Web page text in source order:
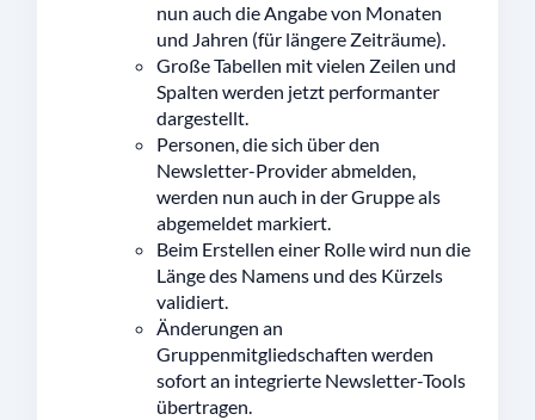
nun auch die Angabe von Monaten
und Jahren (für längere Zeiträume).
Große Tabellen mit vielen Zeilen und
Spalten werden jetzt performanter
dargestellt.
Personen, die sich über den
Newsletter-Provider abmelden,
werden nun auch in der Gruppe als
abgemeldet markiert.
Beim Erstellen einer Rolle wird nun die
Länge des Namens und des Kürzels
validiert.
Änderungen an
Gruppenmitgliedschaften werden
sofort an integrierte Newsletter-Tools
übertragen.